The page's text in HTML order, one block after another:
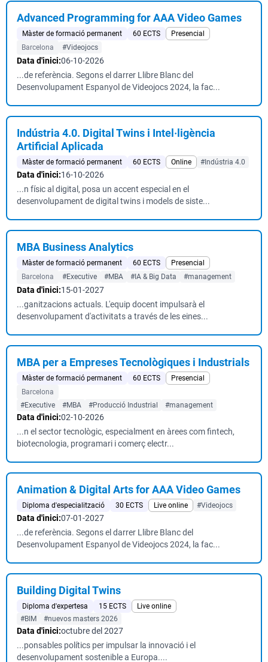
Advanced Programming for AAA Video Games
Màster de formació permanent 60 ECTS
Presencial
Barcelona
#Videojocs
Data d'inici:06-10-2026
...de referència. Segons el darrer Llibre Blanc del
Desenvolupament Espanyol de Videojocs 2024, la fac...
Indústria 4.0. Digital Twins i Intel·ligència
Artificial Aplicada
Màster de formació permanent 60 ECTS Online #Indústria 4.0
Data d'inici:16-10-2026
...n físic al digital, posa un accent especial en el
desenvolupament de digital twins i models de siste...
MBA Business Analytics
Màster de formació permanent 60 ECTS
Presencial
Barcelona
#Executive #MBA #IA & Big Data #management
Data d'inici:15-01-2027
...ganitzacions actuals. L'equip docent impulsarà el
desenvolupament d'activitats a través de les eines...
MBA per a Empreses Tecnològiques i Industrials
Màster de formació permanent 60 ECTS
Presencial
Barcelona
#Executive
#MBA #Producció Industrial #management
Data d'inici:02-10-2026
...n el sector tecnològic, especialment en àrees com fintech,
biotecnologia, programari i comerç electr...
Animation & Digital Arts for AAA Video Games
Diploma d'especialització 30 ECTS Live online #Videojocs
Data d'inici:07-01-2027
...de referència. Segons el darrer Llibre Blanc del
Desenvolupament Espanyol de Videojocs 2024, la fac...
Building Digital Twins
Diploma d'expertesa 15 ECTS
Live online
#BIM
#nuevos masters 2026
Data d'inici:octubre del 2027
...ponsables polítics per impulsar la innovació i el
desenvolupament sostenible a Europa....